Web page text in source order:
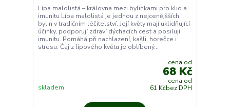
Lípa malolistá – královna mezi bylinkami pro klid a
imunitu Lípa malolistá je jednou z nejcenějšších
bylin v tradičním léčitelství. Její květy mají uklidňující
účinky, podporují zdraví dýchacích cest a posilují
imunitu. Pomáhá při nachlazení, kašli, horečce i
stresu. Čaj z lipového květu je oblíbený...
cena od
68 Kč
cena od
61 Kčbez DPH
skladem